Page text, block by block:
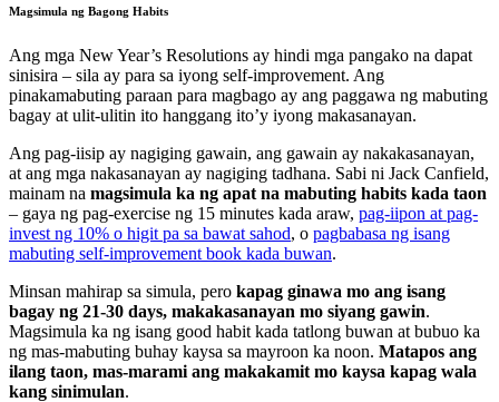
Magsimula ng Bagong Habits
Ang mga New Year’s Resolutions ay hindi mga pangako na dapat
sinisira – sila ay para sa iyong self-improvement. Ang
pinakamabuting paraan para magbago ay ang paggawa ng mabuting
bagay at ulit-ulitin ito hanggang ito’y iyong makasanayan.
Ang pag-iisip ay nagiging gawain, ang gawain ay nakakasanayan,
at ang mga nakasanayan ay nagiging tadhana. Sabi ni Jack Canfield,
mainam na magsimula ka ng apat na mabuting habits kada taon
– gaya ng pag-exercise ng 15 minutes kada araw, pag-iipon at pag-
invest ng 10% o higit pa sa bawat sahod, o pagbabasa ng isang
mabuting self-improvement book kada buwan.
Minsan mahirap sa simula, pero kapag ginawa mo ang isang
bagay ng 21-30 days, makakasanayan mo siyang gawin.
Magsimula ka ng isang good habit kada tatlong buwan at bubuo ka
ng mas-mabuting buhay kaysa sa mayroon ka noon. Matapos ang
ilang taon, mas-marami ang makakamit mo kaysa kapag wala
kang sinimulan.